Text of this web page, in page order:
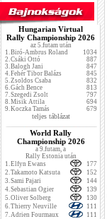
Hungarian Virtual
Rally Championship 2026
az 5.futam után
1.Biró-Ambrus Roland
1034
2.Csáki Ottó
887
3.Balogh Jani
847
4.Fehér Tibor Balázs
845
5.Zsoldos Csaba
832
6.Gách Bence
813
7.Szegedi Zsolt
797
8.Misik Attila
694
9.Koczka Tamás 679
teljes táblázat
World Rally
Championship 2026
a 9.futam, a
Rally Estonia után
1.Elfyn Ewans
177
2.Takamoto Katsuta
152
3.Sami Pajari
144
4.Sebastian Ogier
139
5.Oliver Solberg
130
6.Thierry Neuville
111
7.Adrien Fourmaux
111